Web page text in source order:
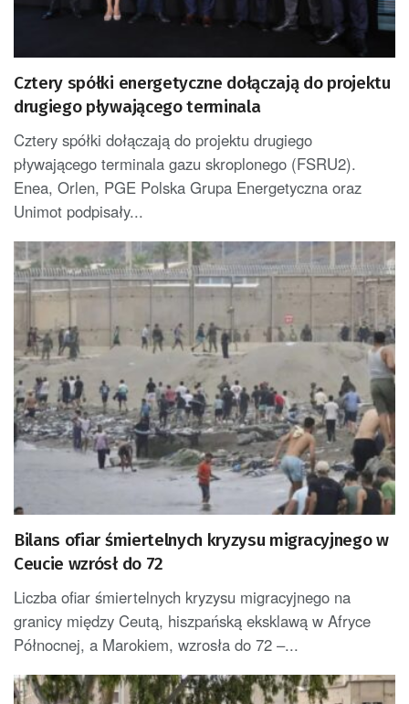
Cztery spółki energetyczne dołączają do projektu
drugiego pływającego terminala
Cztery spółki dołączają do projektu drugiego
pływającego terminala gazu skroplonego (FSRU2).
Enea, Orlen, PGE Polska Grupa Energetyczna oraz
Unimot podpisały...
Bilans ofiar śmiertelnych kryzysu migracyjnego w
Ceucie wzrósł do 72
Liczba ofiar śmiertelnych kryzysu migracyjnego na
granicy między Ceutą, hiszpańską eksklawą w Afryce
Północnej, a Marokiem, wzrosła do 72 –...